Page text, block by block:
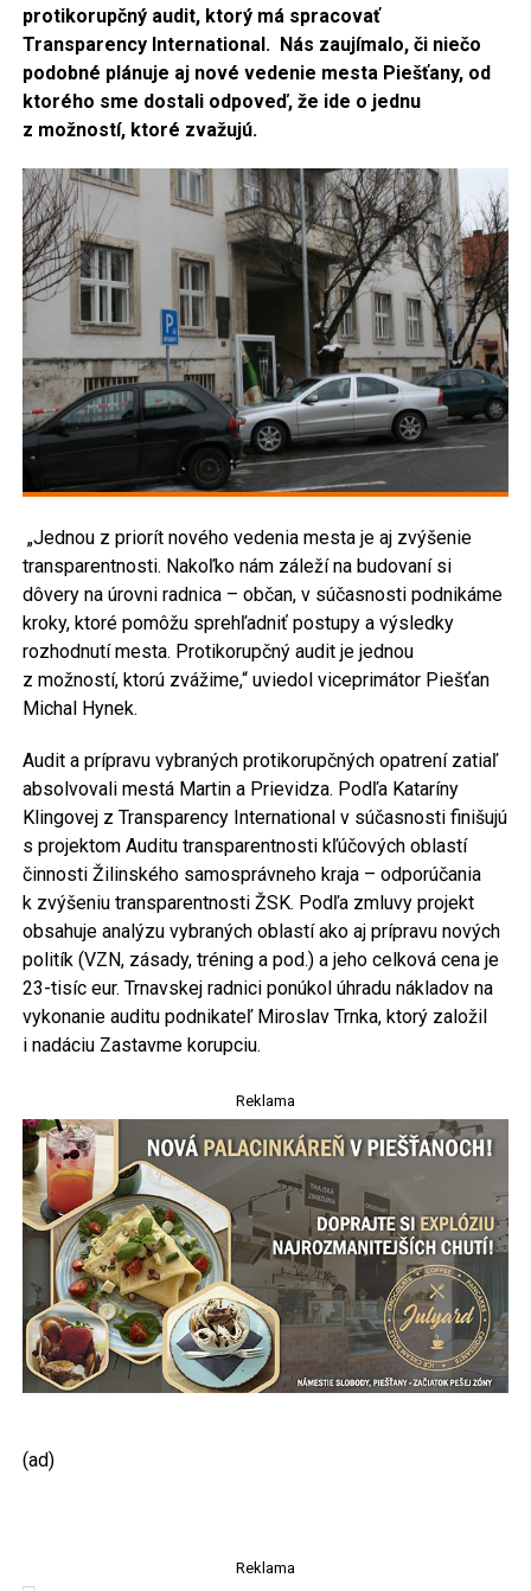
protikorupčný audit, ktorý má spracovať
Transparency International. Nás zaujímalo, či niečo
podobné plánuje aj nové vedenie mesta Piešťany, od
ktorého sme dostali odpoveď, že ide o jednu
z možností, ktoré zvažujú.
„Jednou z priorít nového vedenia mesta je aj zvýšenie
transparentnosti. Nakoľko nám záleží na budovaní si
dôvery na úrovni radnica – občan, v súčasnosti podnikáme
kroky, ktoré pomôžu sprehľadniť postupy a výsledky
rozhodnutí mesta. Protikorupčný audit je jednou
z možností, ktorú zvážime,“ uviedol viceprimátor Piešťan
Michal Hynek.
Audit a prípravu vybraných protikorupčných opatrení zatiaľ
absolvovali mestá Martin a Prievidza. Podľa Kataríny
Klingovej z Transparency International v súčasnosti finišujú
s projektom Auditu transparentnosti kľúčových oblastí
činnosti Žilinského samosprávneho kraja – odporúčania
k zvýšeniu transparentnosti ŽSK. Podľa zmluvy projekt
obsahuje analýzu vybraných oblastí ako aj prípravu nových
politík (VZN, zásady, tréning a pod.) a jeho celková cena je
23-tisíc eur. Trnavskej radnici ponúkol úhradu nákladov na
vykonanie auditu podnikateľ Miroslav Trnka, ktorý založil
i nadáciu Zastavme korupciu.
Reklama
(ad)
Reklama